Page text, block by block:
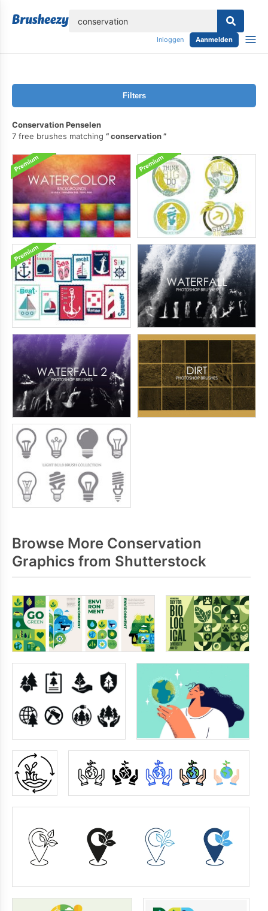
Inloggen Aanmelden
Filters
Conservation Penselen
7 free brushes matching
conservation
Browse More Conservation
Graphics from Shutterstock